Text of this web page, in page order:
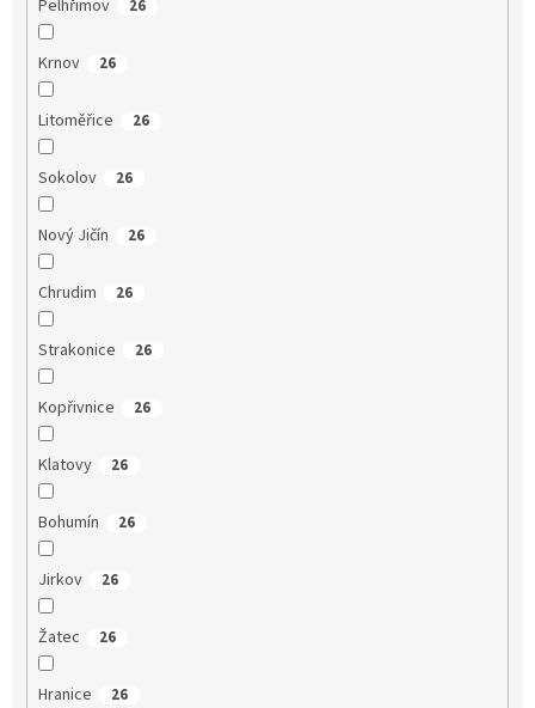
Pelhřimov 26
Krnov 26
Litoměřice 26
Sokolov 26
Nový Jičín 26
Chrudim 26
Strakonice 26
Kopřivnice 26
Klatovy 26
Bohumín 26
Jirkov 26
Žatec 26
Hranice 26